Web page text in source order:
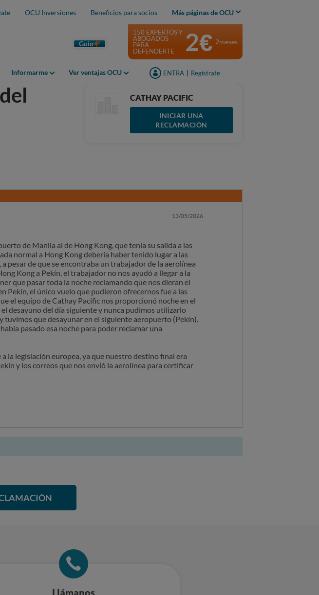
OCU Inversiones Beneficios para socios Más páginas de OCU
Guio
Informarme Ver ventajas OCU ENTRA Regístrate
150 EXPERTOS Y
ABOGADOS
PARA
DEFENDERTE
2€ 2meses
CATHAY PACIFIC
INICIAR UNA
RECLAMACIÓN
13/05/2026
de Manila al de Hong Kong, que tenía su salida a las
normal a Hong Kong debería haber tenido lugar a las
pesar de que se encontraba un trabajador de la aerolínea
Kong a Pekín, el trabajador no nos ayudó a llegar a la
que pasar toda la noche reclamando que nos dieran el
Pekín, el único vuelo que pudieron ofrecernos fue a las
el equipo de Cathay Pacific nos proporcionó noche en el
desayuno del día siguiente y nunca pudimos utilizarlo
que desayunar en el siguiente aeropuerto (Pekín).
pasado esa noche para poder reclamar una
la legislación europea, ya que nuestro destino final era
y los correos que nos envió la aerolínea para certificar
Llámanos